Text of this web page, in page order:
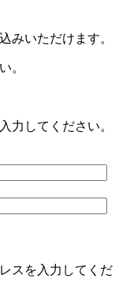
みいただけます。
。
力してください。
スを入力してくだ